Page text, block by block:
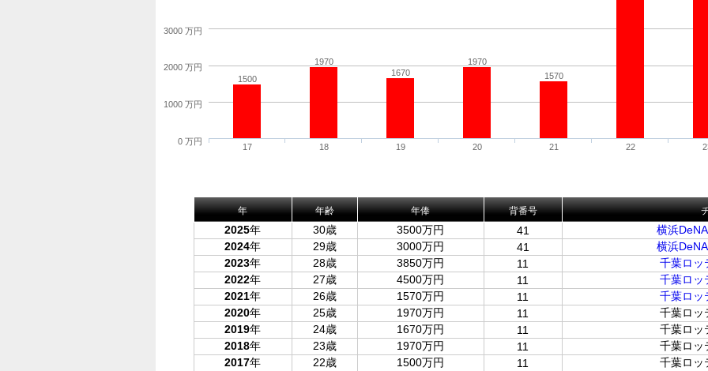
1500
1970
1670
1970
1570
17 18 19 20 21 22
0 万円
1000 万円
2000 万円
3000 万円
年 年齢 年俸 背番号
2025年 30歳 3500万円 41
横浜
2024年 29歳 3000万円 41
横浜
2023年 28歳 3850万円 11
千葉ロッ
2022年 27歳 4500万円 11
千葉ロッ
2021年 26歳 1570万円 11
千葉ロッ
2020年 25歳 1970万円 11
千葉ロッ
2019年 24歳 1670万円 11
千葉ロッ
2018年 23歳 1970万円 11
千葉ロッ
2017年 22歳 1500万円 11 千葉ロッ